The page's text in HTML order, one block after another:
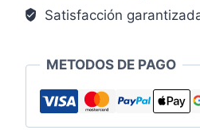
Satisfacción
METODOS DE PAGO